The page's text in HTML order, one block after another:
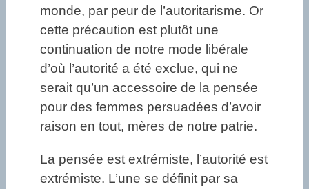
monde, par peur de l’autoritarisme. Or
cette précaution est plutôt une
continuation de notre mode libérale
d’où l’autorité a été exclue, qui ne
serait qu’un accessoire de la pensée
pour des femmes persuadées d’avoir
raison en tout, mères de notre patrie.
La pensée est extrémiste, l’autorité est
extrémiste. L’une se définit par sa